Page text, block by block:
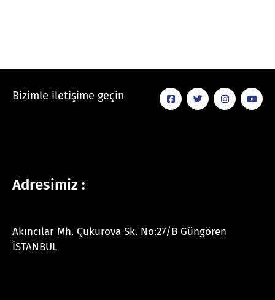
Bizimle iletişime geçin
Adresimiz :
Akıncılar Mh. Çukurova Sk. No:27/B Güngören
İSTANBUL